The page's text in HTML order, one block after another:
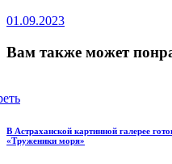
01.09.2023
Вам также может
В Астраханской картинной галерее
«Труженики моря»